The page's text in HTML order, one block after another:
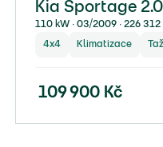
Kia Sportage
110 kW ∙ 03/2009 ∙ 226 312
4x4 Klimatizace
109 900 Kč